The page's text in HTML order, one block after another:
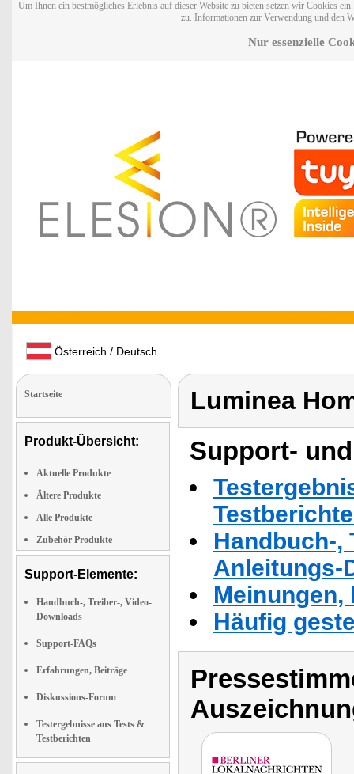
Um Ihnen ein bestmögliches Erlebnis auf dieser Website zu bieten setzen wir Cookies
zu. Informationen zur Verwendung und den
Nur essenzielle
Österreich / Deutsch
Startseite
Produkt-Übersicht:
Aktuelle Produkte
Ältere Produkte
Alle Produkte
Zubehör Produkte
Support-Elemente:
Handbuch-, Treiber-, Video-
Downloads
Support-FAQs
Erfahrungen, Beiträge
Diskussions-Forum
Testergebnisse aus Tests &
Testberichten
Luminea
Support-
Handbuch-,
Anleitungs-
Häufig